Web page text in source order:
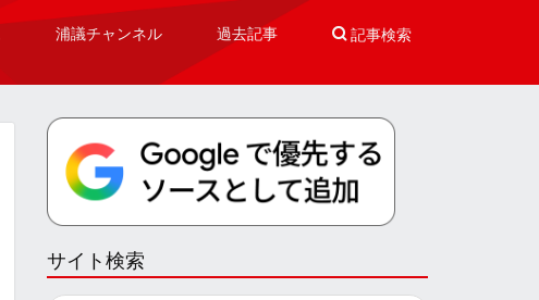
浦議チャンネル 過去記事  記事検索
サイト検索